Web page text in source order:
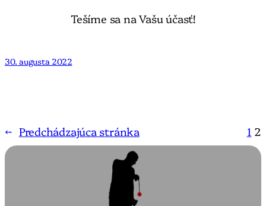
Tešíme sa na Vašu účasť!
30. augusta 2022
← Predchádzajúca stránka 1 2